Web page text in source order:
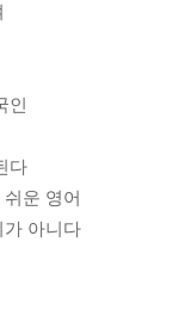
인
다
운 영어
가 아니다